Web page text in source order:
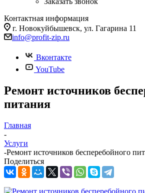
Контактная информация
г. Новокуйбышевск, ул. Гагарина 11
info@profit-zip.ru
Вконтакте
YouTube
Ремонт источников
питания
Главная
-
Услуги
-Ремонт источников бесперебойного
Поделиться